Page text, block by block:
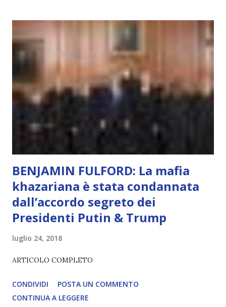
che permette di scegliere per amore anche quando non è la
scelta più efficiente. È ciò che ci collega all’Uno Infinito.
L’intelligenza può simulare comportamenti coscienti, ma
non può essere Coscienza. Può copiare, ma non può vivere
l’esperienza. Come diventerà ovvio Man mano che l’IA
diventerà sempre più avanzata (soprattutto tra il 2027 e il
2035), emergeranno situazioni che renderanno la differenza
lampante: L’IA sarà in gr...
BENJAMIN FULFORD: La mafia
khazariana è stata condannata
dall’accordo segreto dei
Presidenti Putin & Trump
luglio 24, 2018
ARTICOLO COMPLETO
CONDIVIDI
POSTA UN COMMENTO
CONTINUA A LEGGERE